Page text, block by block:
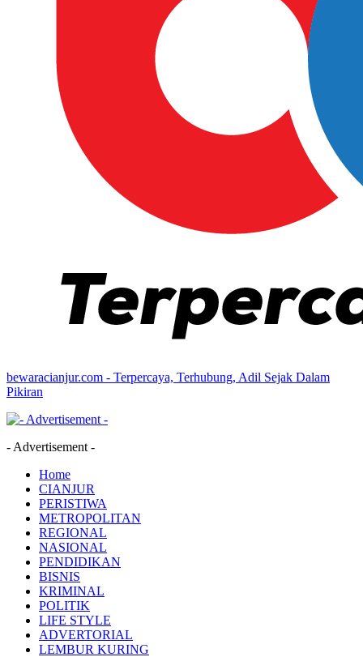
bewaracianjur.com - Terpercaya, Terhubung, Adil Sejak Dalam
Pikiran
- Advertisement -
Home
CIANJUR
PERISTIWA
METROPOLITAN
REGIONAL
NASIONAL
PENDIDIKAN
BISNIS
KRIMINAL
POLITIK
LIFE STYLE
ADVERTORIAL
LEMBUR KURING